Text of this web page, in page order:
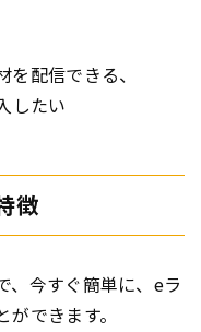
配信できる、
したい
徴
、今すぐ簡単に、eラ
できます。